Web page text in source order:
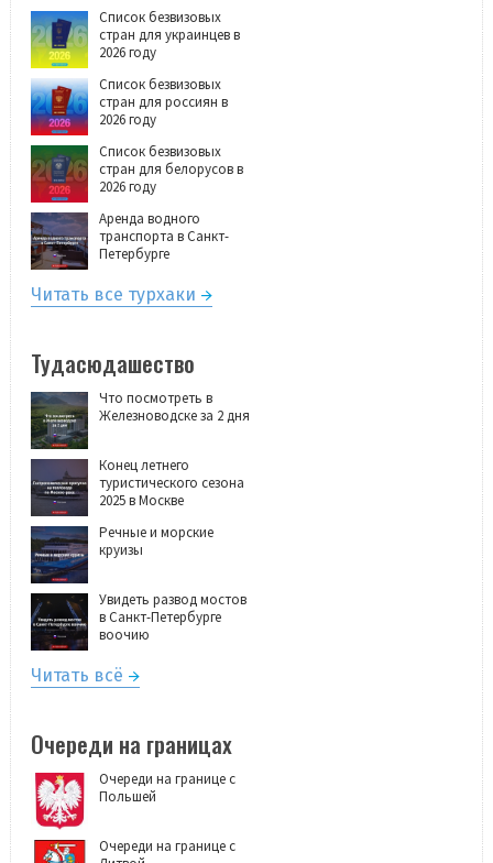
Список безвизовых
стран для украинцев в
2026 году
Список безвизовых
стран для россиян в
2026 году
Список безвизовых
стран для белорусов в
2026 году
Аренда водного
транспорта в Санкт-
Петербурге
Читать все турхаки
Тудасюдашество
Что посмотреть в
Железноводске за 2 дня
Конец летнего
туристического сезона
2025 в Москве
Речные и морские
круизы
Увидеть развод мостов
в Санкт-Петербурге
воочию
Читать всё
Очереди на границах
Очереди на границе с
Польшей
Очереди на границе с